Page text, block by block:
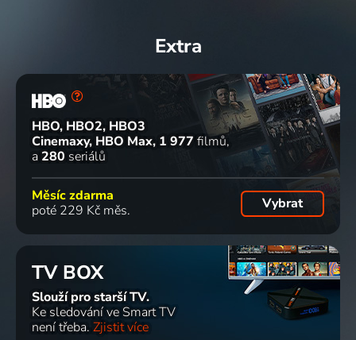
Extra
HBO, HBO2, HBO3
Cinemaxy, HBO Max 1 977 filmů
a 280 seriálů
Měsíc zdarma
poté 229 Kč měs.
Vybrat
TV BOX
Slouží pro starší TV.
Ke sledování ve Smart TV
není třeba. Zjistit více